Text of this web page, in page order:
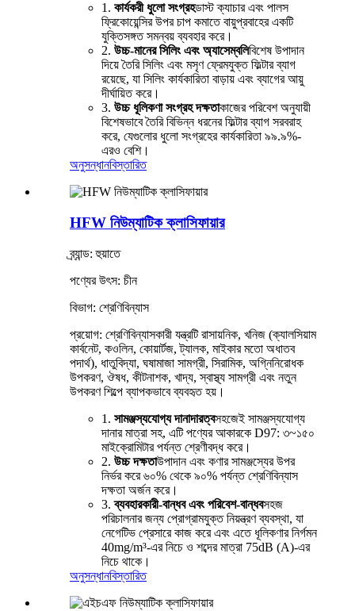
1. কার্যকরী ধুলো সংগ্রহডাস্ট ক্যাচার এবং পালস
ফ্রিকোয়েন্সির উপর চাপ কমাতে বায়ুপ্রবাহের একটি
যুক্তিসঙ্গত সমন্বয় ব্যবহার করে।
2. উচ্চ-মানের সিলিং এবং অ্যাসেম্বলিবিশেষ উপাদান
দিয়ে তৈরি সিলিং এবং মসৃণ ফ্রেমযুক্ত ফিল্টার ব্যাগ
রয়েছে, যা সিলিং কার্যকারিতা বাড়ায় এবং ব্যাগের আয়ু
দীর্ঘায়িত করে।
3. উচ্চ ধূলিকণা সংগ্রহ দক্ষতাকাজের পরিবেশ অনুযায়ী
বিশেষভাবে তৈরি বিভিন্ন ধরনের ফিল্টার ব্যাগ সরবরাহ
করে, যেগুলোর ধুলো সংগ্রহের কার্যকারিতা ৯৯.৯%-
এরও বেশি।
অনুসন্ধানবিস্তারিত
HFW নিউম্যাটিক ক্লাসিফায়ার
ব্র্যান্ড: হুয়াতে
পণ্যের উৎস: চীন
বিভাগ: শ্রেণিবিন্যাস
প্রয়োগ: শ্রেণিবিন্যাসকারী যন্ত্রটি রাসায়নিক, খনিজ (ক্যালসিয়াম
কার্বনেট, কওলিন, কোয়ার্টজ, ট্যালক, মাইকার মতো অধাতব
পদার্থ), ধাতুবিদ্যা, ঘষামাজা সামগ্রী, সিরামিক, অগ্নিনিরোধক
উপকরণ, ঔষধ, কীটনাশক, খাদ্য, স্বাস্থ্য সামগ্রী এবং নতুন
উপকরণ শিল্পে ব্যাপকভাবে ব্যবহৃত হয়।
1. সামঞ্জস্যযোগ্য দানাদারত্বসহজেই সামঞ্জস্যযোগ্য
দানার মাত্রা সহ, এটি পণ্যের আকারকে D97: ৩~১৫০
মাইক্রোমিটার পর্যন্ত শ্রেণীবদ্ধ করে।
2. উচ্চ দক্ষতাউপাদান এবং কণার সামঞ্জস্যের উপর
নির্ভর করে ৬০% থেকে ৯০% পর্যন্ত শ্রেণিবিন্যাস
দক্ষতা অর্জন করে।
3.ব্যবহারকারী-বান্ধব এবং পরিবেশ-বান্ধবসহজ
পরিচালনার জন্য প্রোগ্রামযুক্ত নিয়ন্ত্রণ ব্যবস্থা, যা
নেগেটিভ প্রেসারে কাজ করে এবং এতে ধূলিকণার নির্গমন
40mg/m³-এর নিচে ও শব্দের মাত্রা 75dB (A)-এর
নিচে থাকে।
অনুসন্ধানবিস্তারিত